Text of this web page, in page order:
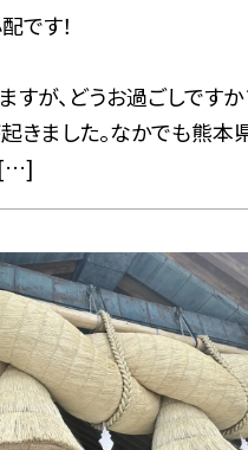
です！
すが、どうお過ごしです
きました。なかでも熊本
[…]